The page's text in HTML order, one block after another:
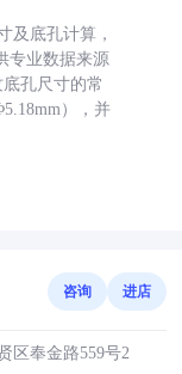
及底孔计算，
专业数据来源
底孔尺寸的常
），并
咨询 进店
区奉金路559号2